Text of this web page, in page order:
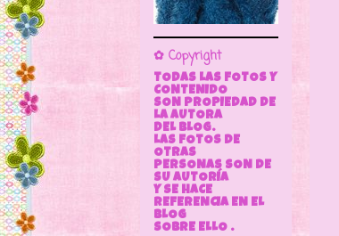
✿ Copyright
TODAS LAS FOTOS Y
CONTENIDO
SON PROPIEDAD DE
LA AUTORA
DEL BLOG.
LAS FOTOS DE
OTRAS
PERSONAS SON DE
SU AUTORÍA
Y SE HACE
REFERENCIA EN EL
BLOG
SOBRE ELLO .